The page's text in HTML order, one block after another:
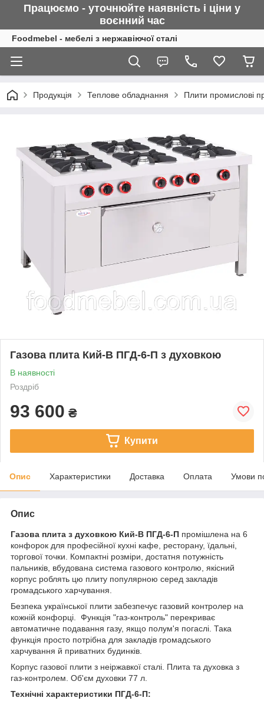
Працюємо - уточнюйте наявність і ціни у
воєнний час
Foodmebel - мебелі з нержавіючої сталі
Продукція Теплове обладнання Плити промислові
Газова плита Кий-В ПГД-6-П з духовкою
В наявності
Роздріб
93 600 ₴
Купити
Опис Характеристики Доставка Оплата Умови
Опис
Газова плита з духовкою Кий-В ПГД-6-П промішлена на 6
конфорок для професійної кухні кафе, ресторану, їдальні,
торгової точки. Компактні розміри, достатня потужність
пальників, вбудована система газового контролю, якісний
корпус роблять цю плиту популярною серед закладів
громадського харчування.
Безпека української плити забезпечує газовий контролер на
кожній конфорці. Функція "газ-контроль" перекриває
автоматичне подавання газу, якщо полум'я погаслі. Така
функція просто потрібна для закладів громадського
харчування й приватних будинків.
Корпус газової плити з неіржавкої сталі. Плита та духовка з
газ-контролем. Об'єм духовки 77 л.
Технічні характеристики ПГД-6-П: